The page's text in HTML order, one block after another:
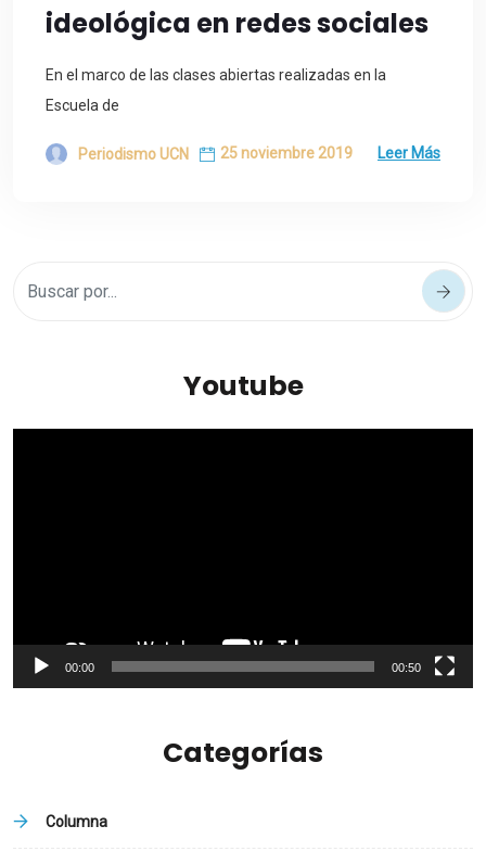
ideológica en redes sociales
En el marco de las clases abiertas realizadas en la
Escuela de
Periodismo UCN 25 noviembre 2019 Leer Más
Youtube
00:00 00:50
Categorías
Columna